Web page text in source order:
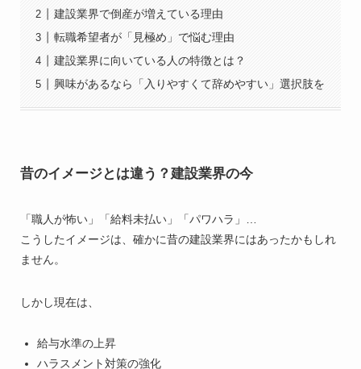
建設業界で倒産が増えている理由
転職希望者が「見極め」で悩む理由
建設業界に向いている人の特徴とは？
興味があるなら「入りやすくて辞めやすい」選択肢を
昔のイメージとは違う？建設業界の今
「職人が怖い」「給料未払い」「パワハラ」…
こうしたイメージは、確かに昔の建設業界にはあったかもしれ
ません。
しかし現在は、
給与水準の上昇
ハラスメント対策の強化